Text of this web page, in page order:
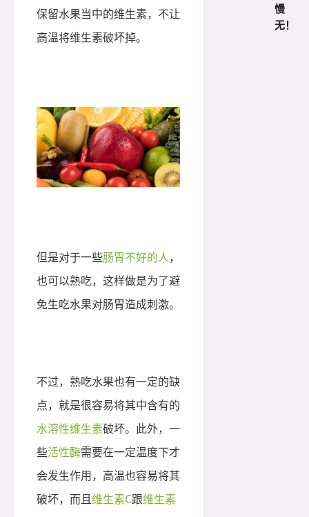
保留水果当中的维生素，不让
高温将维生素破坏掉。
但是对于一些肠胃不好的人，
也可以熟吃，这样做是为了避
免生吃水果对肠胃造成刺激。
不过，熟吃水果也有一定的缺
点，就是很容易将其中含有的
水溶性维生素破坏。此外，一
些活性酶需要在一定温度下才
会发生作用，高温也容易将其
破坏，而且维生素C跟维生素
慢
无！